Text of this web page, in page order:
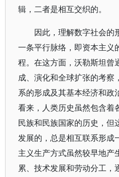
辑，二者是相互交织的。
因此，理解数字社会的
一条平行脉络，即资本主义
程。在这方面，沃勒斯坦曾
成、演化和全球扩张的考察
系的形成及其基本经济和政
看来，人类历史虽然包含着
民族和民族国家的历史，但
发展的，总是相互联系形成
主义生产方式虽然较早地产
累、技术发展和劳动分工，